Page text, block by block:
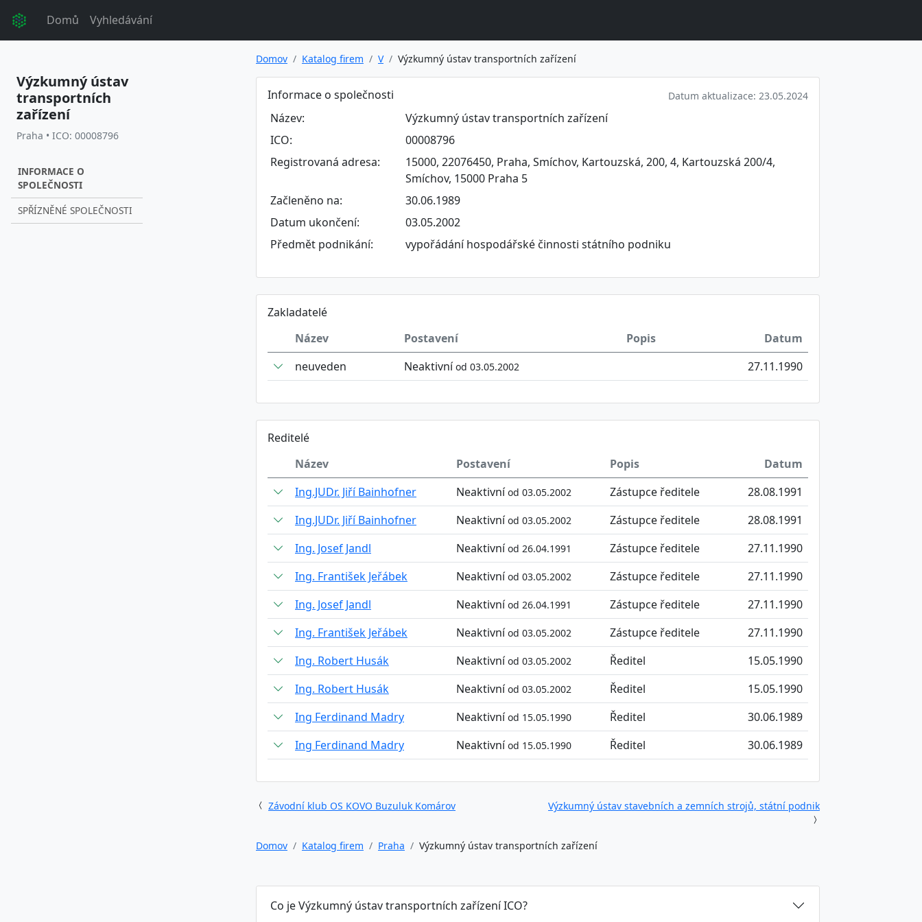
Domů Vyhledávání
Výzkumný ústav
transportních
zařízení
Praha • ICO: 00008796
INFORMACE O
SPOLEČNOSTI
SPŘÍZNĚNÉ SPOLEČNOSTI
Domov Katalog firem V Výzkumný ústav transportních zařízení
Informace o společnosti Datum aktualizace: 23.05.2024
Název:
Výzkumný ústav transportních zařízení
ICO:
00008796
Registrovaná adresa:
15000, 22076450, Praha, Smíchov, Kartouzská, 200, 4, Kartouzská 200/4,
Smíchov, 15000 Praha 5
Začleněno na:
30.06.1989
Datum ukončení:
03.05.2002
Předmět podnikání:
vypořádání hospodářské činnosti státního podniku
Zakladatelé
Název
Postavení Popis
Datum
neuveden
Neaktivníod 03.05.2002 27.11.1990
Reditelé
Název
Postavení Popis
Datum
Ing.JUDr. Jiří Bainhofner
Neaktivníod 03.05.2002 Zástupce ředitele
28.08.1991
Ing.JUDr. Jiří Bainhofner
Neaktivníod 03.05.2002 Zástupce ředitele
28.08.1991
Ing. Josef Jandl
Neaktivníod 26.04.1991 Zástupce ředitele
27.11.1990
Ing. František Jeřábek
Neaktivníod 03.05.2002 Zástupce ředitele
27.11.1990
Ing. Josef Jandl
Neaktivníod 26.04.1991 Zástupce ředitele
27.11.1990
Ing. František Jeřábek
Neaktivníod 03.05.2002 Zástupce ředitele
27.11.1990
Ing. Robert Husák
Neaktivníod 03.05.2002 Ředitel
15.05.1990
Ing. Robert Husák
Neaktivníod 03.05.2002 Ředitel
15.05.1990
Ing Ferdinand Madry
Neaktivníod 15.05.1990 Ředitel
30.06.1989
Ing Ferdinand Madry
Neaktivníod 15.05.1990 Ředitel 30.06.1989
Závodní klub OS KOVO Buzuluk Komárov Výzkumný ústav stavebních a zemních strojů, státní podnik
Domov Katalog firem Praha Výzkumný ústav transportních zařízení
Co je Výzkumný ústav transportních zařízení ICO?